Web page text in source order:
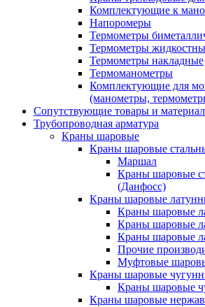
Комплектующие к
Напоромеры
Термометры
Термометры
Термометры накладные
Термоманометры
Комплектующие для
(манометры,
Сопутствующие товары и
Трубопроводная арматура
Краны шаровые
Краны шаровые
Маршал
Краны шаровые
(Данфосс)
Краны шаровые
Краны шаровые
Краны шаровые
Краны шаровые
Прочие
Муфтовые
Краны шаровые
Краны шаровые
Краны шаровые